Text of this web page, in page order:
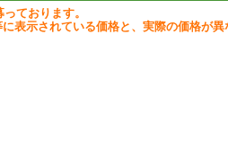
ております。
表示されている価格と、実際の価格が異